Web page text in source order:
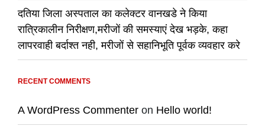
दतिया जिला अस्पताल का कलेक्टर वानखडे ने किया
रात्रिकालीन निरीक्षण,मरीजों की समस्याएं देख भड़के, कहा
लापरवाही बर्दाश्त नही, मरीजों से सहानिभूति पूर्वक व्यवहार करे
RECENT COMMENTS
A WordPress Commenter on Hello world!